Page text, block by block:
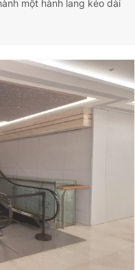
một hành lang kéo dài